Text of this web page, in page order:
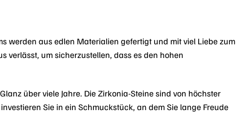
werden aus edlen Materialien gefertigt und mit viel Liebe zum
verlässt, um sicherzustellen, dass es den hohen
über viele Jahre. Die Zirkonia-Steine sind von höchster
Sie in ein Schmuckstück, an dem Sie lange Freude